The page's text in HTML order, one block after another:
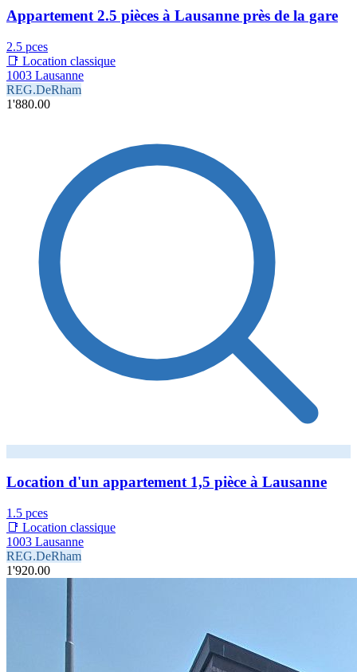
Appartement 2.5 pièces à Lausanne près de la gare
2.5 pces
📑 Location classique
1003 Lausanne
REG.DeRham
1'880.00
Location d'un appartement 1,5 pièce à Lausanne
1.5 pces
📑 Location classique
1003 Lausanne
REG.DeRham
1'920.00